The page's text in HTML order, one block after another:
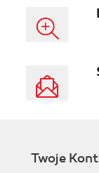
Twoje